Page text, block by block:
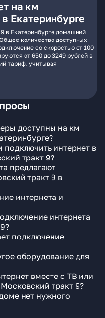
на км
Екатеринбурге
в Екатеринбурге домашний
количество доступных
со скоростью от 100
от 650 до 3249 рублей в
тариф, учитывая
доступны на км
интернет в
тракт 9?
предлагают
тракт 9 в
интернета и
интернета
подключение
оборудование для
вместе с ТВ или
тракт 9?
нет нужного